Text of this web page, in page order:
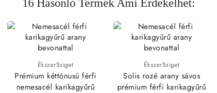
16 Hasonló Termék Ami Érdekelhet:
ÉkszerSziget
Prémium kéttónusú férfi
nemesacél karikagyűrű
ÉkszerSziget
Solis rozé arany sávos
prémium férfi karikagyűrű